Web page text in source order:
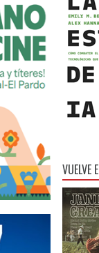
VUELVE